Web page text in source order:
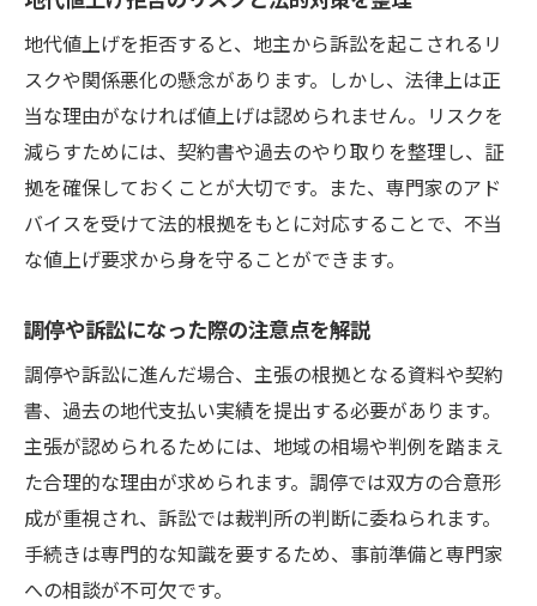
地代値上げを拒否すると、地主から訴訟を起こされるリ
スクや関係悪化の懸念があります。しかし、法律上は正
当な理由がなければ値上げは認められません。リスクを
減らすためには、契約書や過去のやり取りを整理し、証
拠を確保しておくことが大切です。また、専門家のアド
バイスを受けて法的根拠をもとに対応することで、不当
な値上げ要求から身を守ることができます。
調停や訴訟になった際の注意点を解説
調停や訴訟に進んだ場合、主張の根拠となる資料や契約
書、過去の地代支払い実績を提出する必要があります。
主張が認められるためには、地域の相場や判例を踏まえ
た合理的な理由が求められます。調停では双方の合意形
成が重視され、訴訟では裁判所の判断に委ねられます。
手続きは専門的な知識を要するため、事前準備と専門家
への相談が不可欠です。